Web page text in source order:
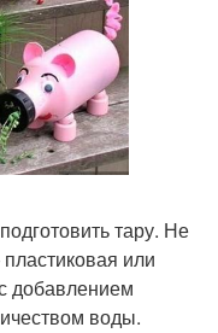
тару. Не
или
добавлением
воды.